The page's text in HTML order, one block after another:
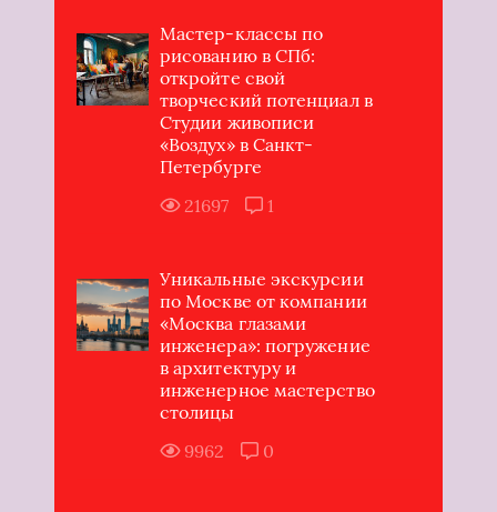
Мастер-классы по
рисованию в СПб:
откройте свой
творческий потенциал в
Студии живописи
«Воздух» в Санкт-
Петербурге
21697
1
Уникальные экскурсии
по Москве от компании
«Москва глазами
инженера»: погружение
в архитектуру и
инженерное мастерство
столицы
9962
0